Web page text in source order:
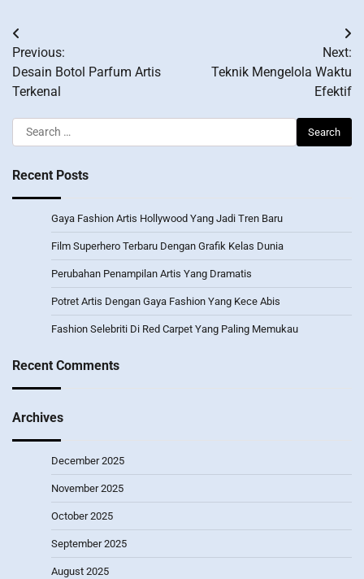
Post
navigation
Previous:
Desain Botol Parfum Artis
Terkenal
Next:
Teknik Mengelola Waktu
Efektif
Search
for:
Recent Posts
Gaya Fashion Artis Hollywood Yang Jadi Tren Baru
Film Superhero Terbaru Dengan Grafik Kelas Dunia
Perubahan Penampilan Artis Yang Dramatis
Potret Artis Dengan Gaya Fashion Yang Kece Abis
Fashion Selebriti Di Red Carpet Yang Paling Memukau
Recent Comments
Archives
December 2025
November 2025
October 2025
September 2025
August 2025